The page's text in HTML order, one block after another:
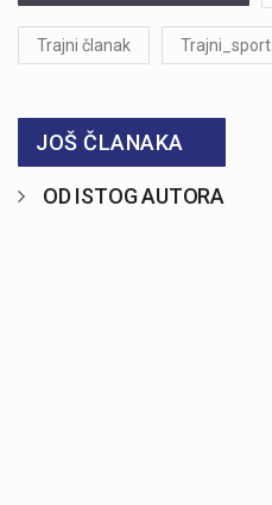
Trajni članak Trajni_sport
JOŠ ČLANAKA
OD ISTOG AUTORA